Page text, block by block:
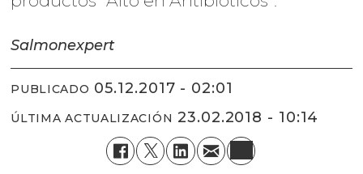
Salmonexpert
PUBLICADO 05.12.2017 - 02:01
ÚLTIMA ACTUALIZACIÓN 23.02.2018 - 10:14